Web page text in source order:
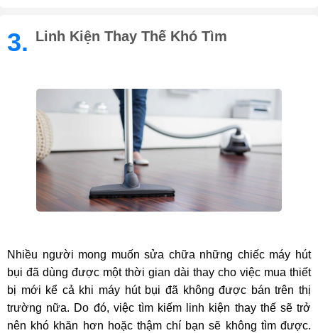
3. Linh Kiện Thay Thế Khó Tìm
Nhiều người mong muốn sửa chữa những chiếc máy hút
bụi đã dùng được một thời gian dài thay cho việc mua thiết
bị mới kể cả khi máy hút bụi đã không được bán trên thị
trường nữa. Do đó, việc tìm kiếm linh kiện thay thế sẽ trở
nên khó khăn hơn hoặc thậm chí bạn sẽ không tìm được.